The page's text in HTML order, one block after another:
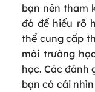
bạn nên tham
đó để hiểu rõ
thể cung cấp
môi trường
học. Các đánh
bạn có cái